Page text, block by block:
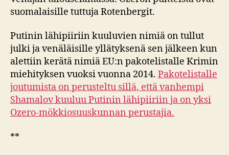
suomalaisille tuttuja Rotenbergit.
Putinin lähipiiriin kuuluvien nimiä on tullut
julki ja venäläisille yllätyksenä sen jälkeen kun
alettiin kerätä nimiä EU:n pakotelistalle Krimin
miehityksen vuoksi vuonna 2014. Pakotelistalle
joutumista on perusteltu sillä, että vanhempi
Shamalov kuuluu Putinin lähipiiriin ja on yksi
Ozero-mökkiosuuskunnan perustajia.
**